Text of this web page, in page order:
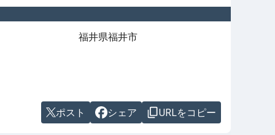
福井県福井市
ポスト シェア URLをコピー